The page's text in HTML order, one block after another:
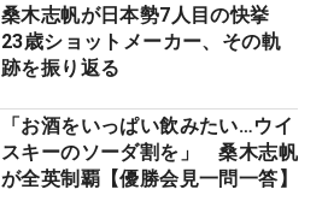
桑木志帆が日本勢7人目の快挙
23歳ショットメーカー、その軌
跡を振り返る
「お酒をいっぱい飲みたい…ウイ
スキーのソーダ割を」 桑木志帆
が全英制覇【優勝会見一問一答】